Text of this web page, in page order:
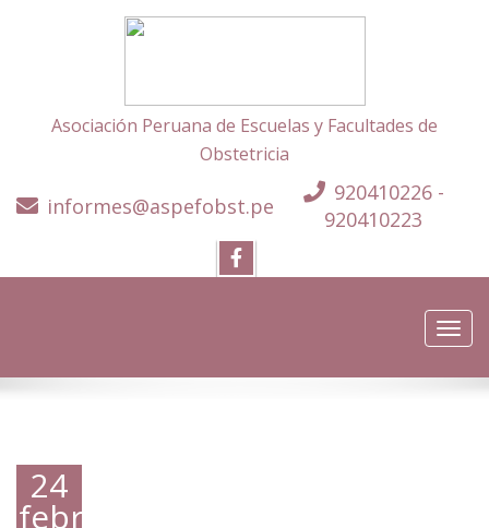
Asociación Peruana de Escuelas y Facultades de
Obstetricia
informes@aspefobst.pe
920410226 -
920410223
24
febrero,